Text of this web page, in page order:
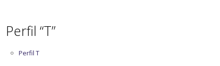
Perfil “T”
Perfil T